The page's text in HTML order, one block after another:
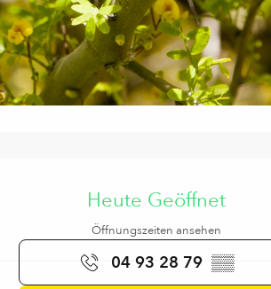
Heute Geöffnet
Öffnungszeiten ansehen
04 93 28 79 ▒▒